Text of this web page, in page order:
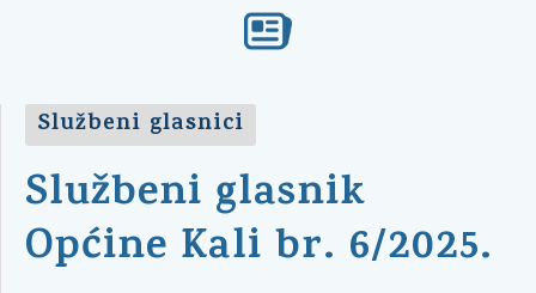
Službeni glasnici
Službeni glasnik
Općine Kali br. 6/2025.